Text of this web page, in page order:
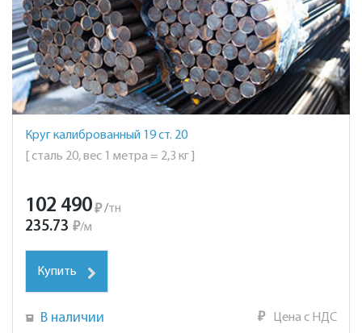
Круг калиброванный 19 ст. 20
[ сталь 20, вес 1 метра = 2,3 кг ]
102 490₽ /тн
235.73 ₽/м
Купить
В наличии ₽ Цена с НДС